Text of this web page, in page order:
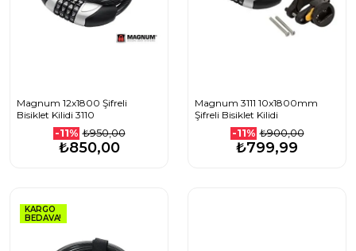
Magnum 12x1800 Şifreli
Bisiklet Kilidi 3110
-11% ₺950,00
₺850,00
Magnum 3111 10x1800mm
Şifreli Bisiklet Kilidi
-11% ₺900,00
₺799,99
KARGO
BEDAVA!